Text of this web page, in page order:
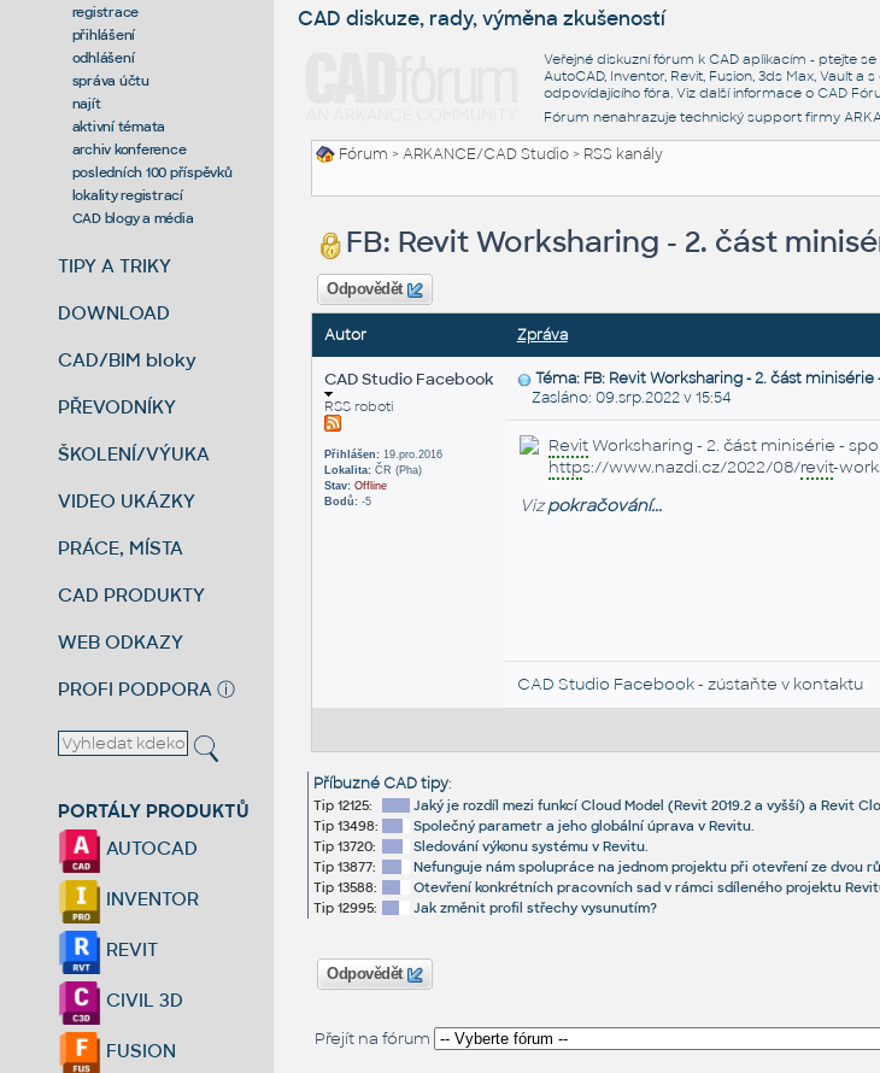
registrace
přihlášení
odhlášení
správa účtu
najít
aktivní témata
archiv konference
posledních 100 příspěvků
lokality registrací
CAD blogy a média
TIPY A TRIKY
DOWNLOAD
CAD/BIM bloky
PŘEVODNÍKY
ŠKOLENÍ/VÝUKA
VIDEO UKÁZKY
PRÁCE, MÍSTA
CAD PRODUKTY
WEB ODKAZY
PROFI PODPORA ⓘ
PORTÁLY PRODUKTŮ
AUTOCAD
INVENTOR
REVIT
CIVIL 3D
FUSION
CAD diskuze, rady, výměna zkušeností
Veřejné diskuzní fórum k CAD aplikacím - ptejte
AutoCAD, Inventor, Revit, Fusion, 3ds Max, Vault
odpovídajícího fóra. Viz další informace o CAD
Fórum nenahrazuje technický support firmy
Fórum >ARKANCE/CAD Studio> RSS kanály
FB: Revit Worksharing - 2. část
Odpovědět
Autor Zpráva
CAD Studio Facebook
RSS roboti
Přihlášen:19.pro.2016
Lokalita:ČR (Pha)
Stav: Offline
Bodů:-5
Téma: FB: Revit Worksharing - 2. část
Zasláno: 09.srp.2022 v 15:54
RevitWorksharing - 2. část minisérie -
https://www.nazdi.cz/2022/08/revit-
Vizpokračování...
CAD Studio Facebook- zústaňte v kontaktu
Příbuzné CAD tipy:
Tip 12125:
Jaký je rozdíl mezi funkcí Cloud Model (Revit 2019.2 a vyšší) a Revit
Tip 13498:
Společný parametr a jeho globální úprava v Revitu.
Tip 13720:
Sledování výkonu systému v Revitu.
Tip 13877:
Nefunguje nám spolupráce na jednom projektu při otevření ze dvou
Tip 13588:
Otevření konkrétních pracovních sad v rámci sdíleného projektu
Tip 12995:
Jak změnit profil střechy vysunutím?
Odpovědět
Přejít na fórum